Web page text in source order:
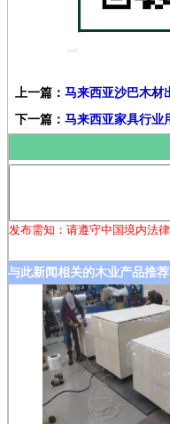
上一篇： 马来西亚沙巴木材
下一篇： 马来西亚家具行业
发布需知：请遵守中国境内法
与此新闻相关的木业产品推荐